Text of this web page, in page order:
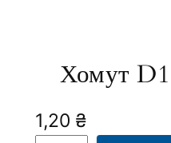
Хомут
1,20 ₴